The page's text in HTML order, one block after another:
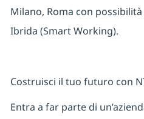
Milano, Roma con
Ibrida (Smart Working).
Costruisci il tuo futuro con
Entra a far parte di